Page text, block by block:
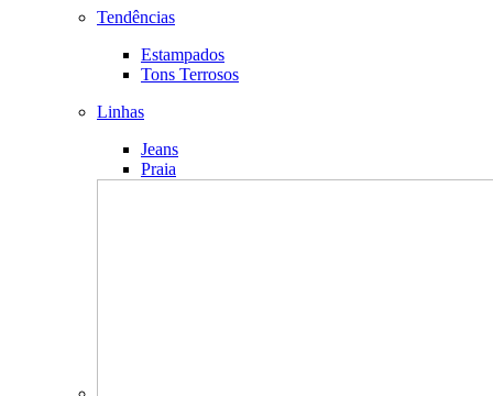
Tendências
Estampados
Tons Terrosos
Linhas
Jeans
Praia